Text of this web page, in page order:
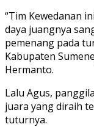
“Tim Kewedanan
daya juangnya
pemenang pada
Kabupaten
Hermanto.
Lalu Agus,
juara yang diraih
tuturnya.